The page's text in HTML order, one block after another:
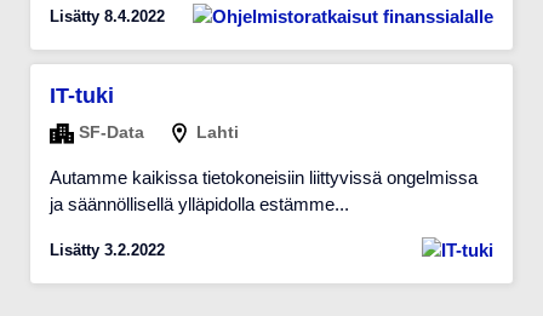
Lisätty 8.4.2022
IT-tuki
SF-Data Lahti
Autamme kaikissa tietokoneisiin liittyvissä ongelmissa
ja säännöllisellä ylläpidolla estämme...
Lisätty 3.2.2022